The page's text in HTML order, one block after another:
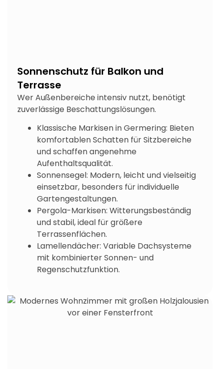
Sonnenschutz für Balkon und
Terrasse
Wer Außenbereiche intensiv nutzt, benötigt
zuverlässige Beschattungslösungen.
Klassische Markisen in Germering: Bieten
komfortablen Schatten für Sitzbereiche
und schaffen angenehme
Aufenthaltsqualität.
Sonnensegel: Modern, leicht und vielseitig
einsetzbar, besonders für individuelle
Gartengestaltungen.
Pergola-Markisen: Witterungsbeständig
und stabil, ideal für größere
Terrassenflächen.
Lamellendächer: Variable Dachsysteme
mit kombinierter Sonnen- und
Regenschutzfunktion.